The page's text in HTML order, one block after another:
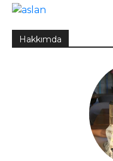
Hakkımda